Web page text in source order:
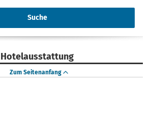
Suche
Hotelausstattung
Zum Seitenanfang